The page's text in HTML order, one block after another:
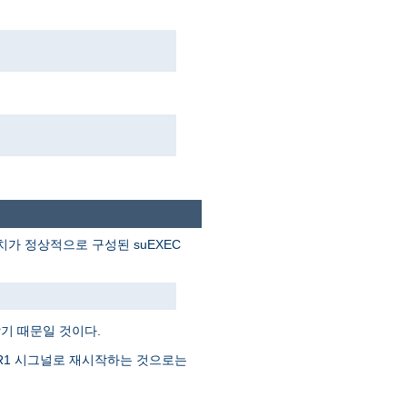
정상적으로 구성된 suEXEC
때문일 것이다.
시그널로 재시작하는 것으로는